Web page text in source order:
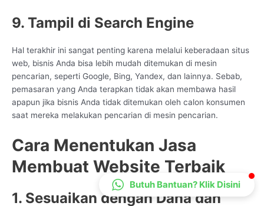
9. Tampil di Search Engine
Hal terakhir ini sangat penting karena melalui keberadaan situs
web, bisnis Anda bisa lebih mudah ditemukan di mesin
pencarian, seperti Google, Bing, Yandex, dan lainnya. Sebab,
pemasaran yang Anda terapkan tidak akan membawa hasil
apapun jika bisnis Anda tidak ditemukan oleh calon konsumen
saat mereka melakukan pencarian di mesin pencarian.
Cara Menentukan Jasa
Membuat Website Terbaik
1. Sesuaikan dengan Dana dan
Butuh Bantuan? Klik Disini